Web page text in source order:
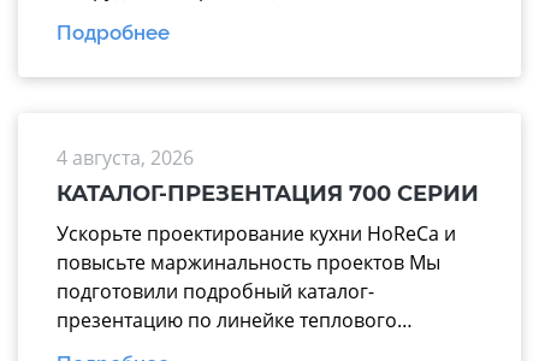
официальном сайте mariholod.com в
разделе «Прайс-лист». Дополнительную
информацию вы можете получить у
сотрудничество.
Подробнее
4 августа, 2026
КАТАЛОГ-ПРЕЗЕНТАЦИЯ 700 СЕРИИ
Ускорьте проектирование кухни HoReCa и
повысьте маржинальность проектов Мы
подготовили подробный каталог-
презентацию по линейке теплового
оборудования 700 серии производства